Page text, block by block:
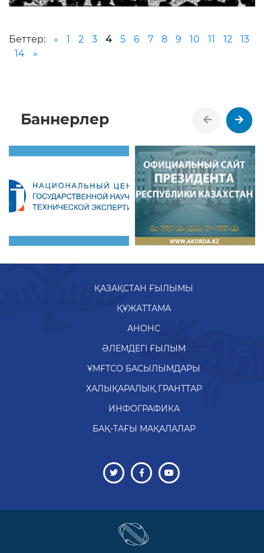
Беттер: « 1 2 3 4 5 6 7 8 9 10 11 12
13
14
»
Баннерлер
ҚАЗАҚСТАН ҒЫЛЫМЫ
ҚҰЖАТТАМА
АНОНС
ӘЛЕМДЕГІ ҒЫЛЫМ
ҰМҒТСО БАСЫЛЫМДАРЫ
ХАЛЫҚАРАЛЫҚ ГРАНТТАР
ИНФОГРАФИКА
БАҚ-ТАҒЫ МАҚАЛАЛАР